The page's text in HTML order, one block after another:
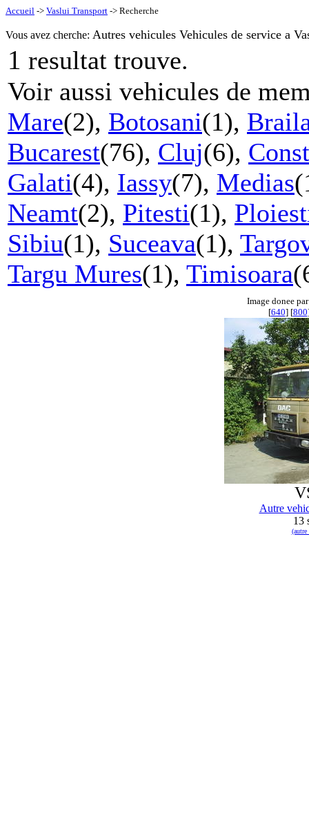
Accueil -> Vaslui Transport -> Recherche
Vous avez cherche: Autres vehicules Vehicules de service a
1 resultat trouve.
Voir aussi vehicules de
Mare(2), Botosani(1),
Bucarest(76), Cluj(6),
Galati(4), Iassy(7), Medias
Neamt(2), Pitesti(1),
Sibiu(1), Suceava(1),
Targu Mures(1), Timisoara
Image donee
[640] [800
Autre
13